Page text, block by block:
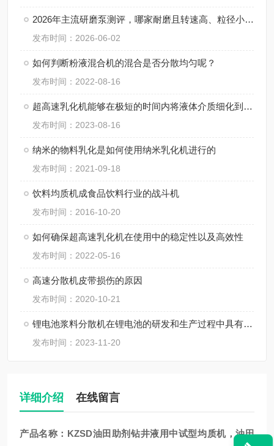
2026年主流研磨泵测评，哪家耐磨且转速高、粒径小、间隙小、精度高、线速度高、剪切力强？
发布时间：2026-06-02
如何判断粉液混合机的混合是否分散均匀呢？
发布时间：2022-08-16
超高速乳化机能够在极短的时间内将液体介质细化到微米级别
发布时间：2023-08-16
纳米的物料乳化是如何使用纳米乳化机进行的
发布时间：2021-09-18
饮料均质机成食品饮料行业的战斗机
发布时间：2016-10-20
如何确保超高速乳化机在使用中的稳定性以及高效性
发布时间：2022-05-16
高速分散机皮带损伤的原因
发布时间：2020-10-21
锂电池浆料分散机在锂电池的研发和生产过程中具有非常重要的作用
发布时间：2023-11-20
详细介绍 在线留言
产品名称： KZSD油田助剂 钻井液用中试型均质机，油田